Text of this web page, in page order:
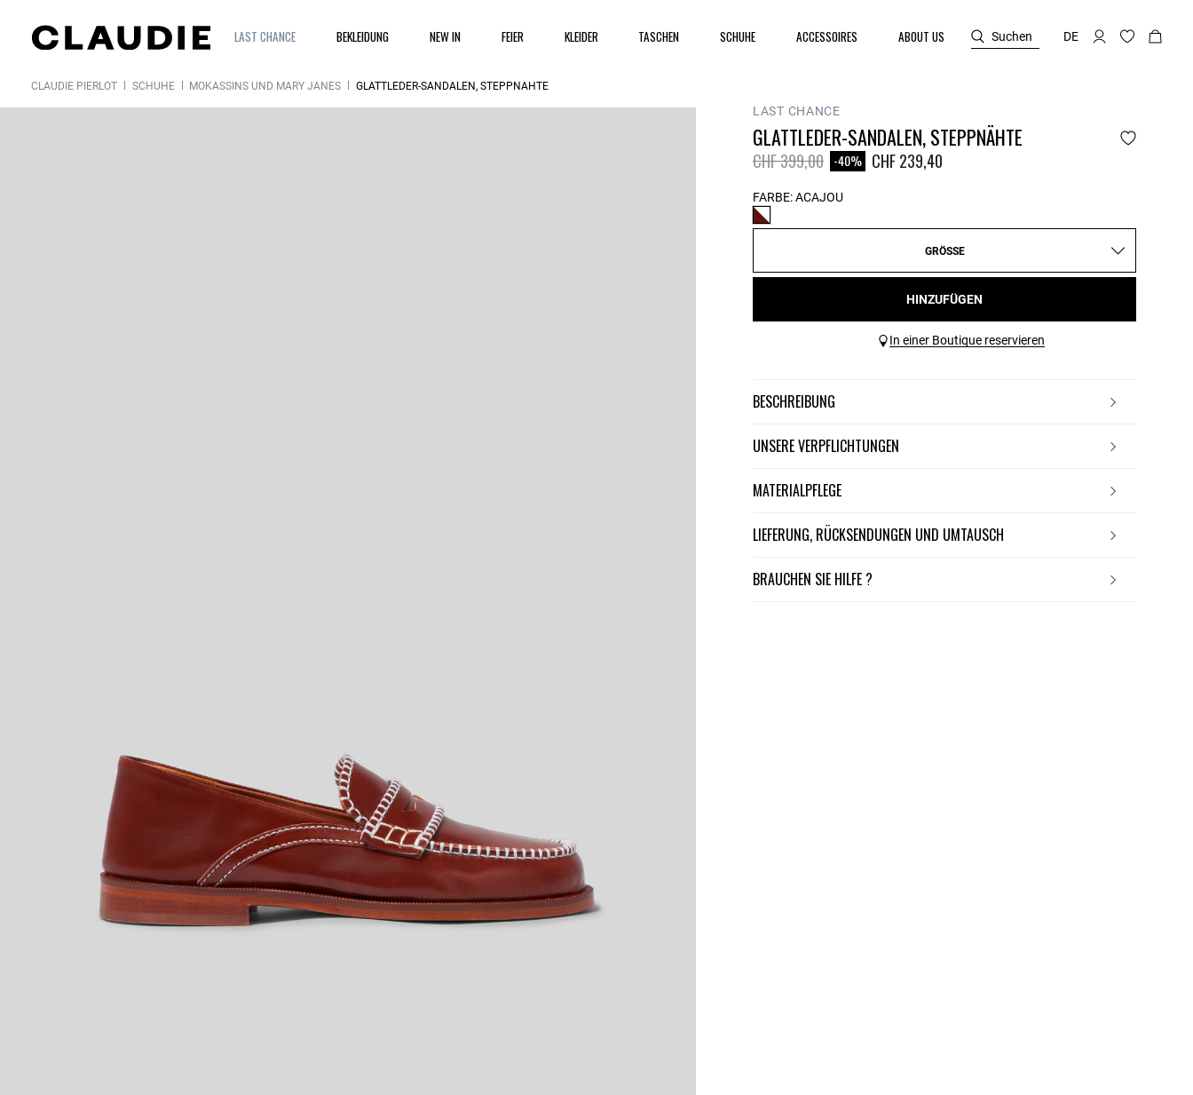
LAST CHANCE BEKLEIDUNG NEW IN FEIER KLEIDER TASCHEN SCHUHE ACCESSOIRES ABOUT US Suchen DE
CLAUDIE PIERLOT SCHUHE MOKASSINS UND MARY JANES GLATTLEDER-SANDALEN, STEPPNÄHTE
LAST CHANCE
GLATTLEDER-SANDALEN, STEPPNÄHTE
Price reduced from
CHF 399,00to-40% CHF 239,40
FARBE:ACAJOU
GRÖSSE
HINZUFÜGEN
In einer Boutique reservieren
BESCHREIBUNG
UNSERE VERPFLICHTUNGEN
MATERIALPFLEGE
LIEFERUNG, RÜCKSENDUNGEN UND UMTAUSCH
BRAUCHEN SIE HILFE ?